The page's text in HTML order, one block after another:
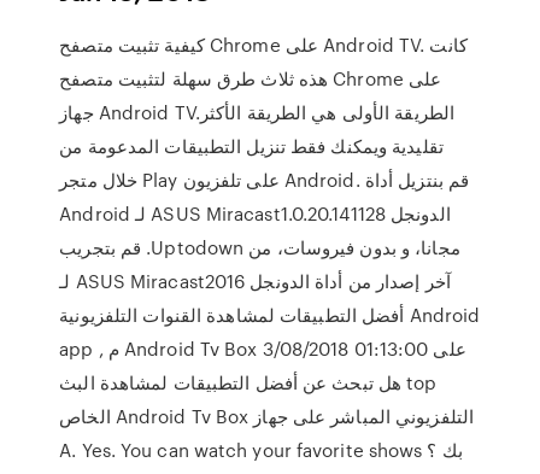
كيفية تثبيت متصفح Chrome على Android TV. كانت
هذه ثلاث طرق سهلة لتثبيت متصفح Chrome على
جهاز Android TV.الطريقة الأولى هي الطريقة الأكثر
تقليدية ويمكنك فقط تنزيل التطبيقات المدعومة من
خلال متجر Play على تلفزيون Android. ‫قم بنتزيل أداة
الدونجل ASUS Miracast1.0.20.141128 لـ Android
مجانا، و بدون فيروسات، من Uptodown. قم بتجريب
آخر إصدار من أداة الدونجل ASUS Miracast2016 لـ
Android أفضل التطبيقات لمشاهدة القنوات التلفزيونية
على Android Tv Box 3/08/2018 01:13:00 م app ,
top هل تبحث عن أفضل التطبيقات لمشاهدة البث
التلفزيوني المباشر على جهاز Android Tv Box الخاص
بك ؟ A. Yes. You can watch your favorite shows